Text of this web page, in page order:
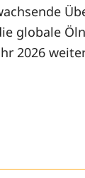
globale
2026